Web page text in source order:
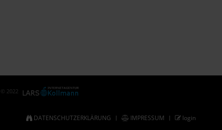
© 2022
DATENSCHUTZERKLÄRUNG IMPRESSUM login